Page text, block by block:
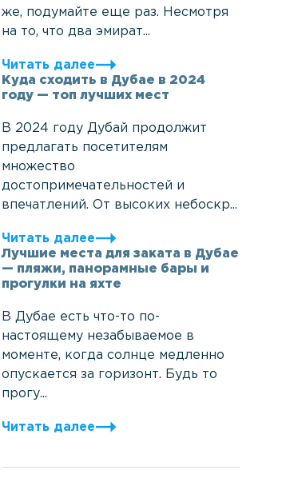
же, подумайте еще раз. Несмотря
на то, что два эмират...
Читать далее
Куда сходить в Дубае в 2024
году — топ лучших мест
В 2024 году Дубай продолжит
предлагать посетителям
множество
достопримечательностей и
впечатлений. От высоких небоскр...
Читать далее
Лучшие места для заката в Дубае
— пляжи, панорамные бары и
прогулки на яхте
В Дубае есть что-то по-
настоящему незабываемое в
моменте, когда солнце медленно
опускается за горизонт. Будь то
прогу...
Читать далее